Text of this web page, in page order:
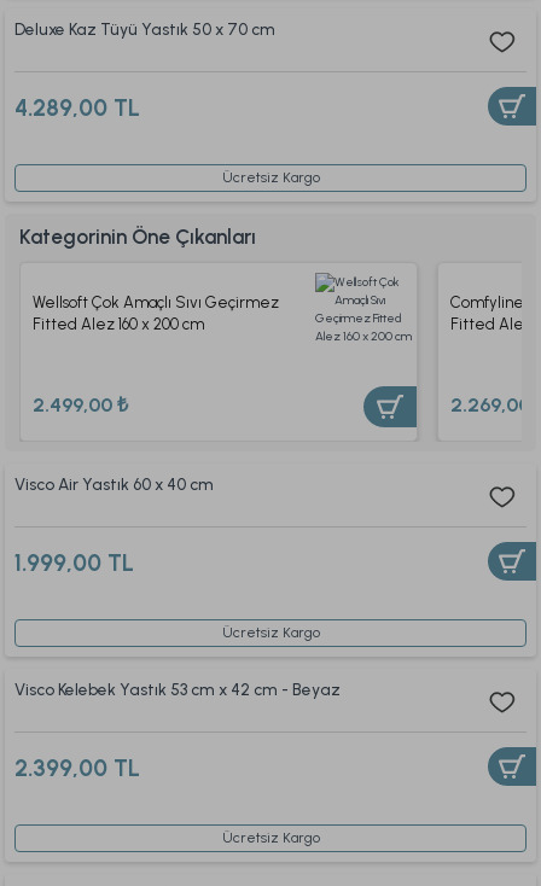
Deluxe Kaz Tüyü Yastık 50 x 70 cm
4.289,00 TL
Ücretsiz Kargo
Kategorinin Öne Çıkanları
Wellsoft Çok Amaçlı Sıvı Geçirmez
Fitted Alez 160 x 200 cm
2.499,00 ₺
Comfyline
Fitted Alez
2.269,00
Visco Air Yastık 60 x 40 cm
1.999,00 TL
Ücretsiz Kargo
Visco Kelebek Yastık 53 cm x 42 cm - Beyaz
2.399,00 TL
Ücretsiz Kargo